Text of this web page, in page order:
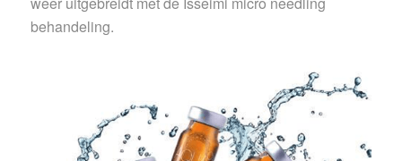
behandeling.